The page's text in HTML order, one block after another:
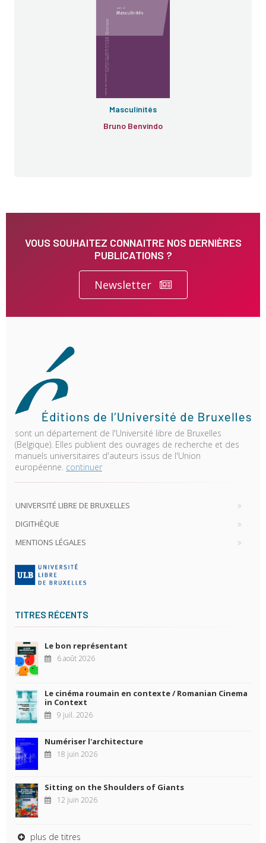
Masculinités
Bruno Benvindo
VOUS SOUHAITEZ CONNAITRE NOS DERNIÈRES
PUBLICATIONS ?
Newsletter
sont un département de l'Université libre de Bruxelles
(Belgique). Elles publient des ouvrages de recherche et des
manuels universitaires d'auteurs issus de l'Union
européenne. continuer
UNIVERSITÉ LIBRE DE BRUXELLES
DIGITHÈQUE
MENTIONS LÉGALES
TITRES RÉCENTS
Le bon représentant
6 août 2026
Le cinéma roumain en contexte / Romanian Cinema
in Context
9 juil. 2026
Numériser l'architecture
18 juin 2026
Sitting on the Shoulders of Giants
12 juin 2026
plus de titres